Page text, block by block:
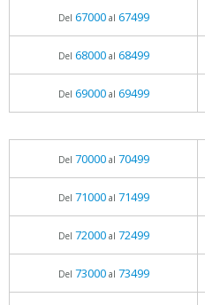
Del 67000al 67499
Del 68000al 68499
Del 69000al 69499
Del 70000al 70499
Del 71000al 71499
Del 72000al 72499
Del 73000al 73499